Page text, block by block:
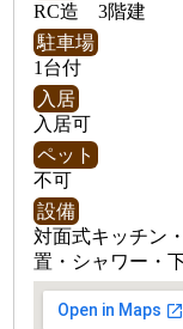
RC造 3階建
駐車場
1台付
入居
入居可
ペット
不可
設備
対面式キッチン
置・シャワー・